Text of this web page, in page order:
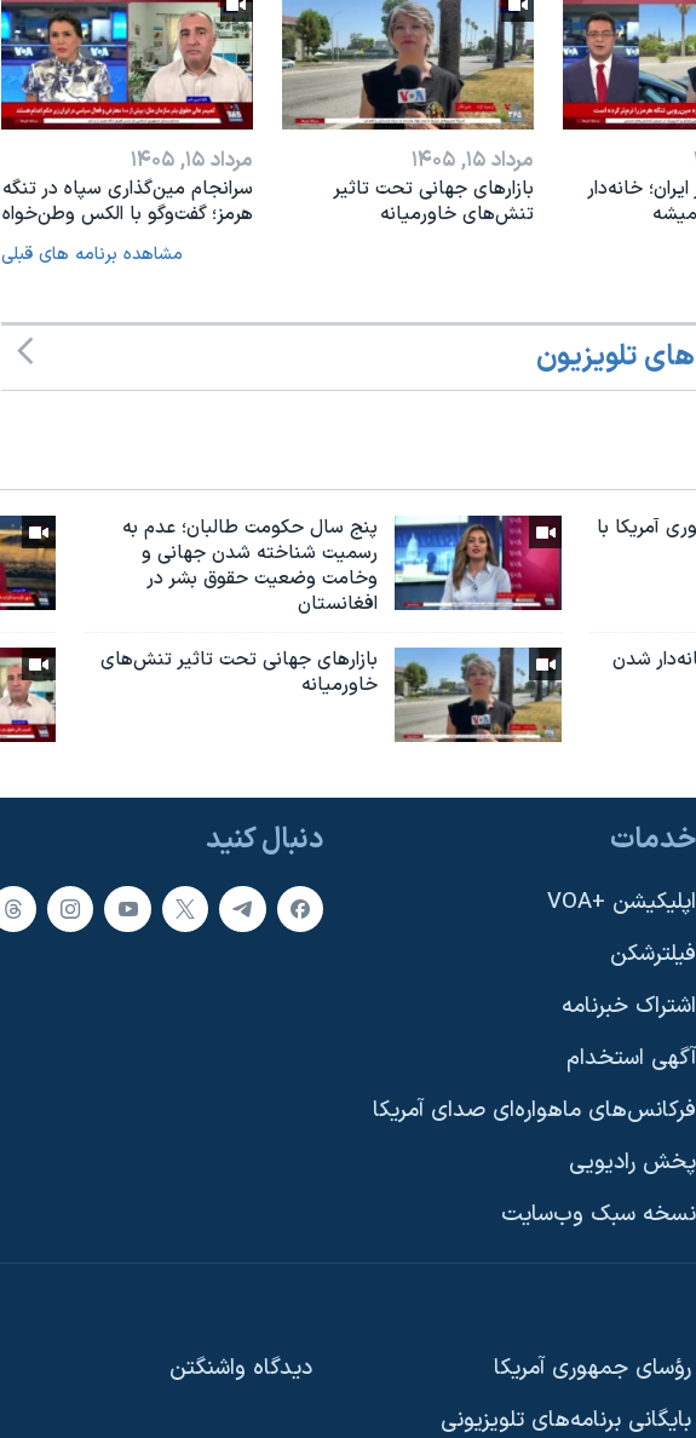
خانه‌دار
مرداد ۱۵, ۱۴۰۵
بازارهای جهانی تحت تاثیر
تنش‌های خاورمیانه
مرداد ۱۵, ۱۴۰۵
سرانجام مین‌گذاری‌ سپاه در تنگه
هرمز؛ گفت‌وگو با الکس وطن‌خواه
مشاهده برنامه های قبلی
تلویزیون
آمریکا با
پنج سال حکومت طالبان؛ عدم به
رسمیت شناخته شدن جهانی و
وخامت وضعیت حقوق بشر در
افغانستان
شدن
بازارهای جهانی تحت تاثیر تنش‌های
خاورمیانه
دنبال کنید خدمات
اپلیکیشن +VOA
فیلترشکن
اشتراک خبرنامه
آگهی استخدام
فرکانس‌های ماهواره‌ای صدای آمریکا
پخش رادیویی
نسخه سبک وب‌سایت
رؤسای جمهوری آمریکا
بایگانی برنامه‌های تلویزیونی
دیدگاه‌ واشنگتن